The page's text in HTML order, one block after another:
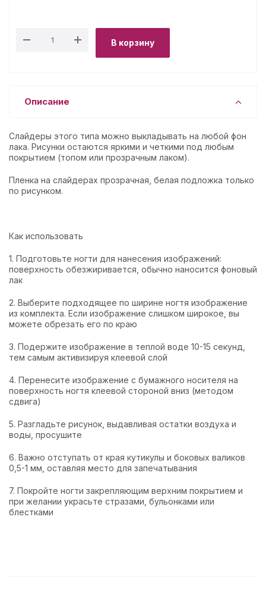
В корзину
Описание
Слайдеры этого типа можно выкладывать на любой фон
лака. Рисунки остаются яркими и четкими под любым
покрытием (топом или прозрачным лаком).
Пленка на слайдерах прозрачная, белая подложка только
по рисунком.
Как использовать
1. Подготовьте ногти для нанесения изображений:
поверхность обезжиривается, обычно наносится фоновый
лак
2. Выберите подходящее по ширине ногтя изображение
из комплекта. Если изображение слишком широкое, вы
можете обрезать его по краю
3. Подержите изображение в теплой воде 10-15 секунд,
тем самым активизируя клеевой слой
4. Перенесите изображение с бумажного носителя на
поверхность ногтя клеевой стороной вниз (методом
сдвига)
5. Разгладьте рисунок, выдавливая остатки воздуха и
воды, просушите
6. Важно отступать от края кутикулы и боковых валиков
0,5-1 мм, оставляя место для запечатывания
7. Покройте ногти закрепляющим верхним покрытием и
при желании украсьте стразами, бульонками или
блестками